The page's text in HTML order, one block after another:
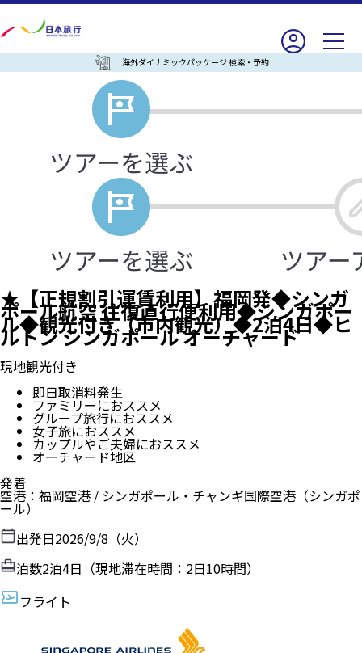
海外ダイナミックパッケージ 検索・予約
★【正規割引運賃利用】福岡発◆シンガ
ポール航空 往復直行便利用◆シンガポー
ル◆観光付き（市内観光）◆2泊4日◆ヒ
ルトン シンガポール オーチャード
現地観光付き
即日取消料発生
ファミリーにおススメ
グループ旅行におススメ
女子旅におススメ
カップルやご夫婦におススメ
オーチャード地区
発着
空港 ： 福岡空港 / シンガポール・チャンギ国際空港 （シンガポ
ール）
出発日2026/9/8（火）
泊数2泊4日（現地滞在時間： 2日10時間）
フライト